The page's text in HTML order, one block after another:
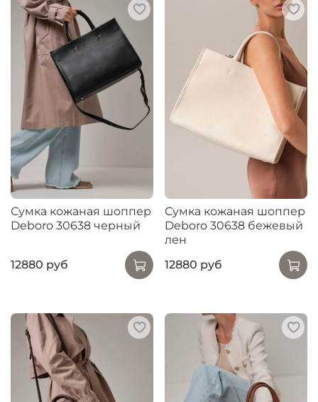
Сумка кожаная шоппер
Deboro 30638 черный
12880 руб
Сумка кожаная шоппер
Deboro 30638 бежевый
лен
12880 руб